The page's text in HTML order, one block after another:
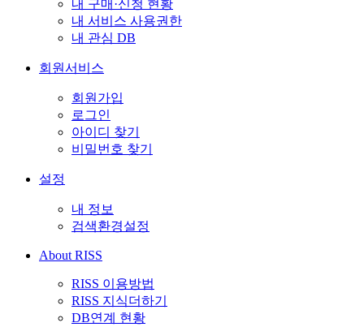
내 구매·신청 현황
내 서비스 사용권한
내 관심 DB
회원서비스
회원가입
로그인
아이디 찾기
비밀번호 찾기
설정
내 정보
검색환경설정
About RISS
RISS 이용방법
RISS 지식더하기
DB연계 현황